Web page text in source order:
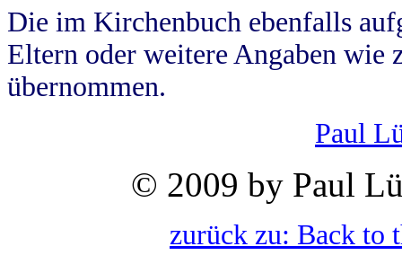
Die im Kirchenbuch ebenfalls
Eltern oder weitere Angaben wie
übernommen.
Paul
© 2009 by Paul
zurück zu: Back to